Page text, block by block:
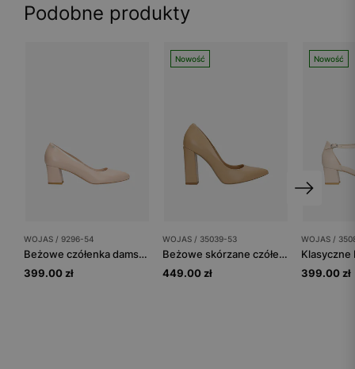
Podobne produkty
WOJAS / 9296-54
Beżowe czółenka damskie ze skóry licowej
399.00 zł
Nowość
WOJAS / 35039-53
Beżowe skórzane czółenka na wysokim słupku
449.00 zł
Nowość
WOJAS /
399.00 zł